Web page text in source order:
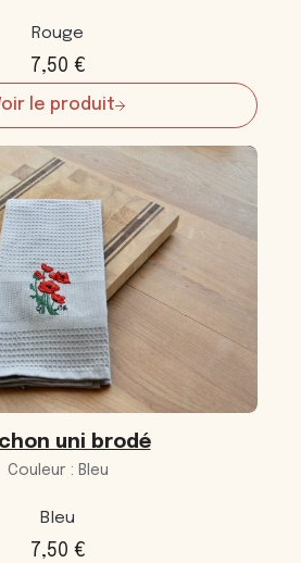
Rouge
7,50 €
le produit
:
Torchon
rayé
brodé
uni brodé
Couleur : Bleu
Bleu
7,50 €